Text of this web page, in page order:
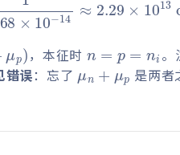
×10−14≈2.29 ×
μp)
，本征时
。
错误：忘了
μn+μp
是两者